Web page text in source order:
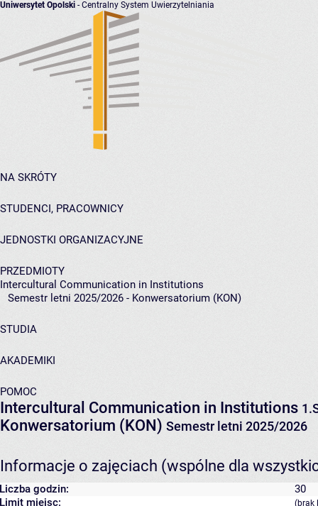
Uniwersytet Opolski - Centralny System Uwierzytelniania
NA SKRÓTY
STUDENCI, PRACOWNICY
JEDNOSTKI ORGANIZACYJNE
PRZEDMIOTY
Intercultural Communication in Institutions
Semestr letni 2025/2026 - Konwersatorium (KON)
STUDIA
AKADEMIKI
POMOC
Intercultural Communication in Institutions
Konwersatorium (KON) Semestr letni 2025/2026
Informacje o zajęciach (wspólne dla
Liczba godzin:
30
Limit miejsc:
(brak